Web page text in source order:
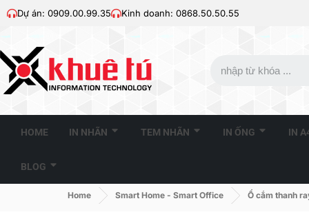
Dự án: 0909.00.99.35 Kinh doanh: 0868.50.50.55
HOME IN NHÃN TEM NHÃN IN ỐNG IN
BLOG
Home Smart Home - Smart Office Ổ cắm thanh